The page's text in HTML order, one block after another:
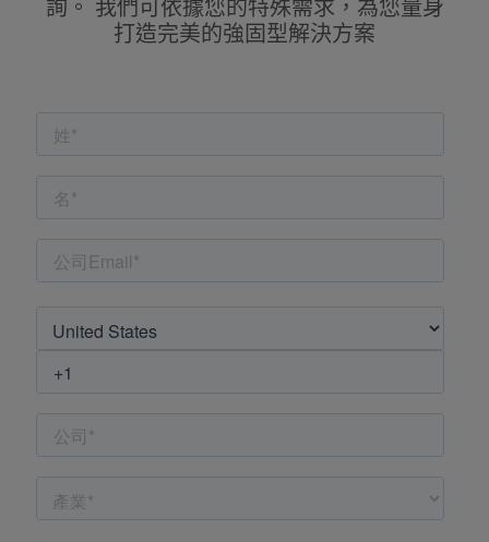
詢。 我們可依據您的特殊需求，為您量身
打造完美的強固型解決方案